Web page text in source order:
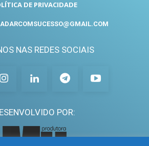
DE PRIVACIDADE
NAS REDES SOCIAIS
POR: